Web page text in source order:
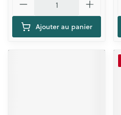
Ajouter au panier